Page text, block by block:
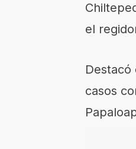
el
Destacó
casos